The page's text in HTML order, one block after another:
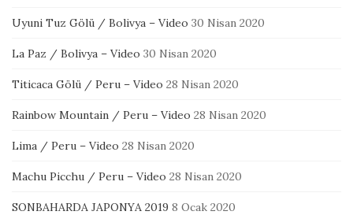
Uyuni Tuz Gölü / Bolivya – Video 30 Nisan 2020
La Paz / Bolivya – Video 30 Nisan 2020
Titicaca Gölü / Peru – Video 28 Nisan 2020
Rainbow Mountain / Peru – Video 28 Nisan 2020
Lima / Peru – Video 28 Nisan 2020
Machu Picchu / Peru – Video 28 Nisan 2020
SONBAHARDA JAPONYA 2019 8 Ocak 2020